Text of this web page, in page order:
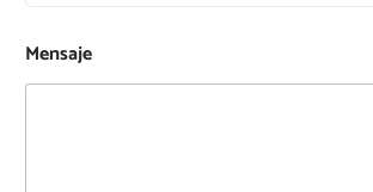
Mensaje